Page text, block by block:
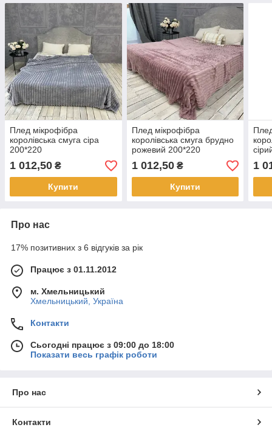
Плед мікрофібра
королівська смуга сіра
200*220
1 012,50 ₴
Купити
Плед мікрофібра
королівська смуга брудно
рожевий 200*220
1 012,50₴
Купити
1
Про нас
17% позитивних з 6 відгуків за рік
Працює з 01.11.2012
м. Хмельницький
Хмельницький, Україна
Контакти
Сьогодні працює з 09:00 до 18:00
Показати весь графік роботи
Про нас
Контакти